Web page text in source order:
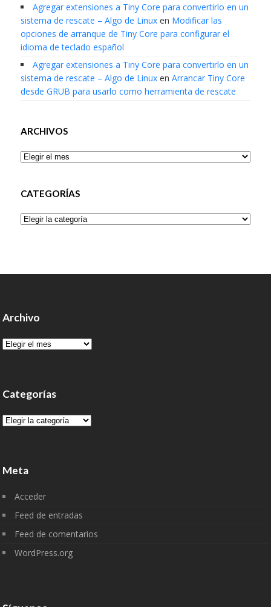
Agregar extensiones a Tiny Core para convertirlo en un
sistema de rescate – Algo de Linuxen Modificar las
opciones de arranque de Tiny Core para configurar el
idioma de teclado español
Agregar extensiones a Tiny Core para convertirlo en un
sistema de rescate – Algo de Linuxen Arrancar Tiny Core
desde GRUB para usarlo como herramienta de rescate
ARCHIVOS
Archivos
CATEGORÍAS
Categorías
Archivo
Archivo
Categorías
Categorías
Meta
Acceder
Feed de entradas
Feed de comentarios
WordPress.org